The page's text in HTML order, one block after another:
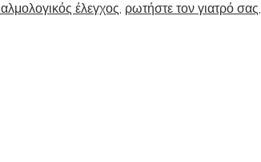
έλεγχος, ρωτήστε τον γιατρό σας,